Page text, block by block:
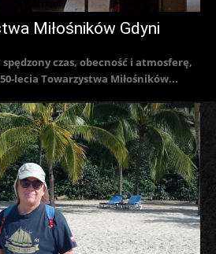
Miłośników Gdyni
czas, obecność i atmosferę,
lecia Towarzystwa Miłośników...